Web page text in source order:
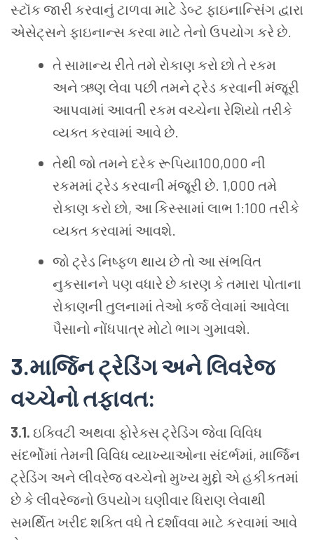
સ્ટૉક જારી કરવાનું ટાળવા માટે ડેબ્ટ ફાઇનાન્સિંગ દ્વારા
એસેટ્સને ફાઇનાન્સ કરવા માટે તેનો ઉપયોગ કરે છે.
તે સામાન્ય રીતે તમે રોકાણ કરો છો તે રકમ
અને ઋણ લેવા પછી તમને ટ્રેડ કરવાની મંજૂરી
આપવામાં આવતી રકમ વચ્ચેના રેશિયો તરીકે
વ્યક્ત કરવામાં આવે છે.
તેથી જો તમને દરેક રૂપિયા100,000 ની
રકમમાં ટ્રેડ કરવાની મંજૂરી છે. 1,000 તમે
રોકાણ કરો છો, આ કિસ્સામાં લાભ 1:100 તરીકે
વ્યક્ત કરવામાં આવશે.
જો ટ્રેડ નિષ્ફળ થાય છે તો આ સંભવિત
નુકસાનને પણ વધારે છે કારણ કે તમારા પોતાના
રોકાણની તુલનામાં તેઓ કર્જ લેવામાં આવેલા
પૈસાનો નોંધપાત્ર મોટો ભાગ ગુમાવશે.
3.માર્જિન ટ્રેડિંગ અને લિવરેજ
વચ્ચેનો તફાવત:
3.1. ઇક્વિટી અથવા ફોરેક્સ ટ્રેડિંગ જેવા વિવિધ
સંદર્ભોમાં તેમની વિવિધ વ્યાખ્યાઓના સંદર્ભમાં, માર્જિન
ટ્રેડિંગ અને લીવરેજ વચ્ચેનો મુખ્ય મુદ્દો એ હકીકતમાં
છે કે લીવરેજનો ઉપયોગ ઘણીવાર ધિરાણ લેવાથી
સમર્થિત ખરીદ શક્તિ વધે તે દર્શાવવા માટે કરવામાં આવે